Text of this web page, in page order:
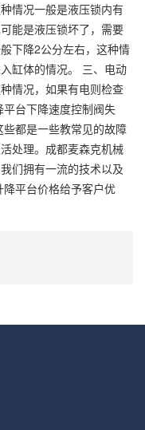
情况一般是液压锁内有
能是液压锁坏了，需要
下降2公分左右，这种情
缸体的情况。 三、电动
情况，如果有电则检查
台下降速度控制阀失
都是一些教常见的故障
处理。成都麦森克机械
们拥有一流的技术以及
平台价格给予客户优